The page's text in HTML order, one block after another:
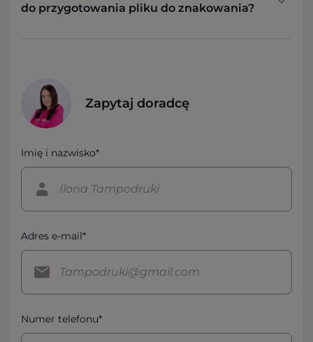
do przygotowania pliku do znakowania?
Zapytaj doradcę
Imię i nazwisko*
Adres e-mail*
Numer telefonu*